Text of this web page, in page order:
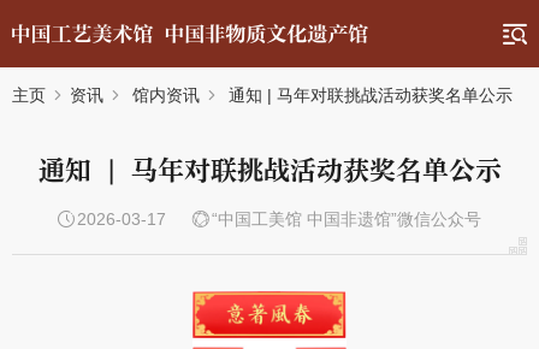
主页 资讯 馆内资讯 通知 | 马年对联挑战活动获奖名单公示
通知 | 马年对联挑战活动获奖名单公示
2026-03-17 “中国工美馆 中国非遗馆”微信公众号